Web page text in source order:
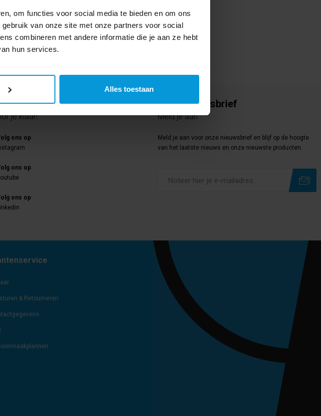
om functies voor social media te bieden en om ons
van onze site met onze partners voor social
combineren met andere informatie die je aan ze hebt
hun services.
Alles toestaan
je klaar!
ons op
ons op
ons op
Onze nieuwsbrief
Meld je aan
Meld je aan voor onze nieuwsbrief en blijf op de hoogte
van het laatste nieuws en onze nieuwste producten.
& Retourneren